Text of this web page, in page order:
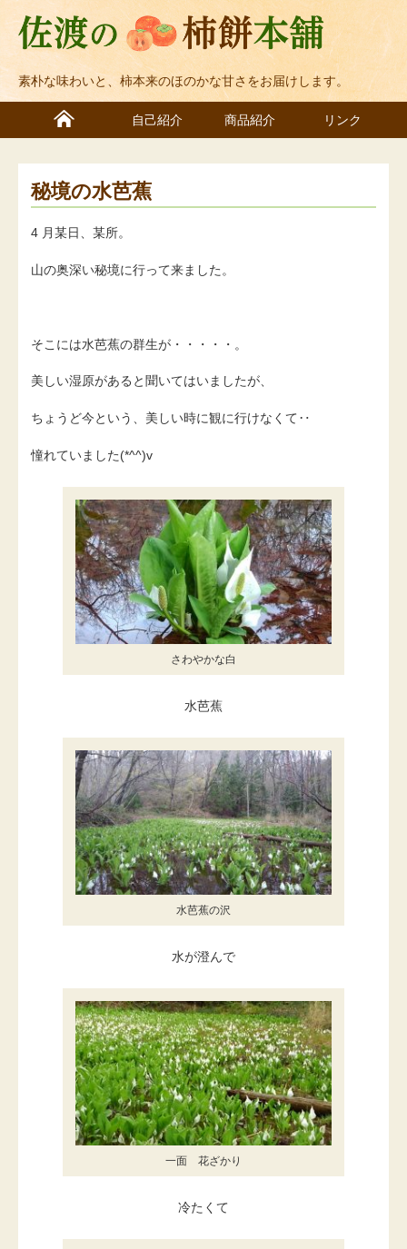
素朴な味わいと、柿本来のほのかな甘さをお届けします。
自己紹介 商品紹介 リンク
秘境の水芭蕉
4 月某日、某所。
山の奥深い秘境に行って来ました。
そこには水芭蕉の群生が・・・・・。
美しい湿原があると聞いてはいましたが、
ちょうど今という、美しい時に観に行けなくて‥
憧れていました(*^^)v
さわやかな白
水芭蕉
水芭蕉の沢
水が澄んで
一面 花ざかり
冷たくて